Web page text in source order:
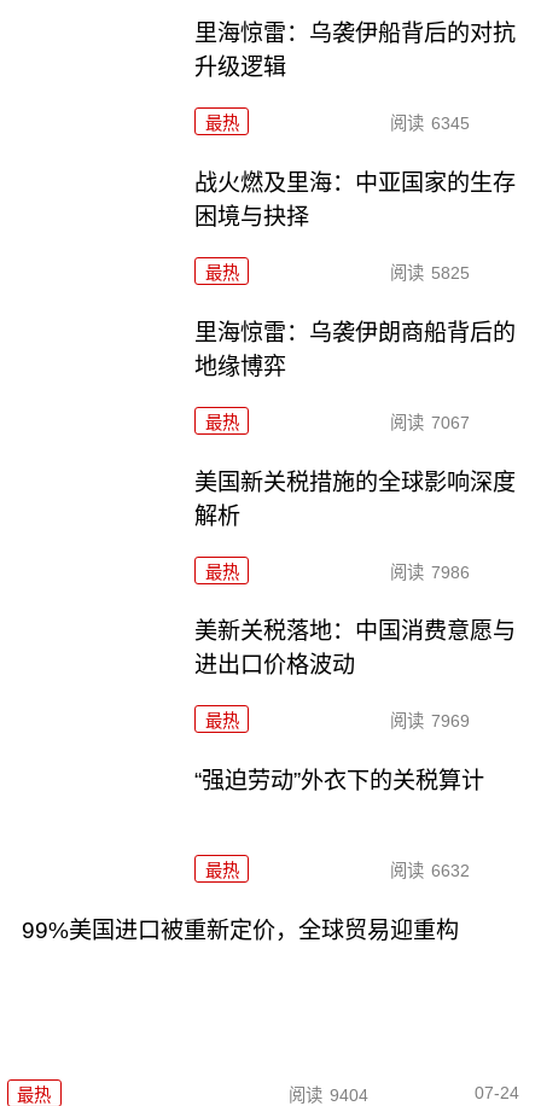
里海惊雷：乌袭伊船背后的对抗
升级逻辑
最热 阅读 6345
战火燃及里海：中亚国家的生存
困境与抉择
最热 阅读 5825
里海惊雷：乌袭伊朗商船背后的
地缘博弈
最热 阅读 7067
美国新关税措施的全球影响深度
解析
最热 阅读 7986
美新关税落地：中国消费意愿与
进出口价格波动
最热 阅读 7969
“强迫劳动”外衣下的关税算计
最热 阅读 6632
99%美国进口被重新定价，全球贸易迎重构
最热 阅读 9404 07-24